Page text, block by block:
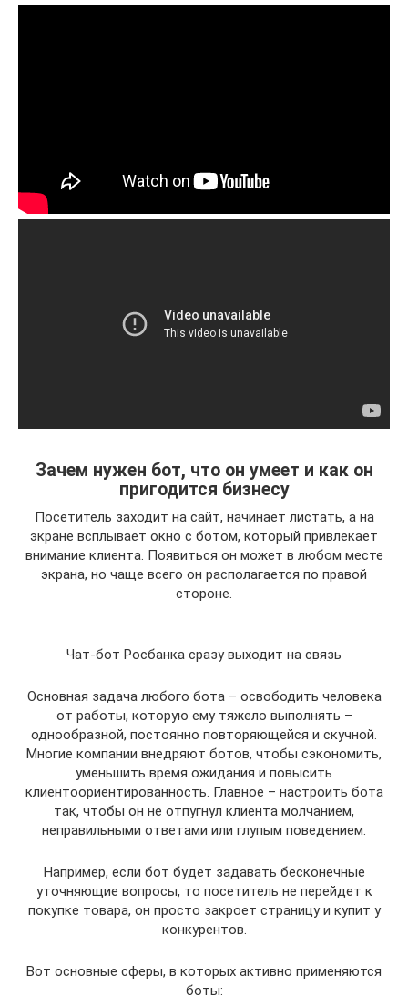
Зачем нужен бот, что он умеет и как он
пригодится бизнесу
Посетитель заходит на сайт, начинает листать, а на
экране всплывает окно с ботом, который привлекает
внимание клиента. Появиться он может в любом месте
экрана, но чаще всего он располагается по правой
стороне.
Чат-бот Росбанка сразу выходит на связь
Основная задача любого бота – освободить человека
от работы, которую ему тяжело выполнять –
однообразной, постоянно повторяющейся и скучной.
Многие компании внедряют ботов, чтобы сэкономить,
уменьшить время ожидания и повысить
клиентоориентированность. Главное – настроить бота
так, чтобы он не отпугнул клиента молчанием,
неправильными ответами или глупым поведением.
Например, если бот будет задавать бесконечные
уточняющие вопросы, то посетитель не перейдет к
покупке товара, он просто закроет страницу и купит у
конкурентов.
Вот основные сферы, в которых активно применяются
боты: